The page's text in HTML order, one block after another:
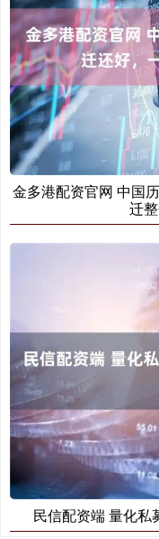
金多港配资官网 中国
迁
民信配资端 量化私